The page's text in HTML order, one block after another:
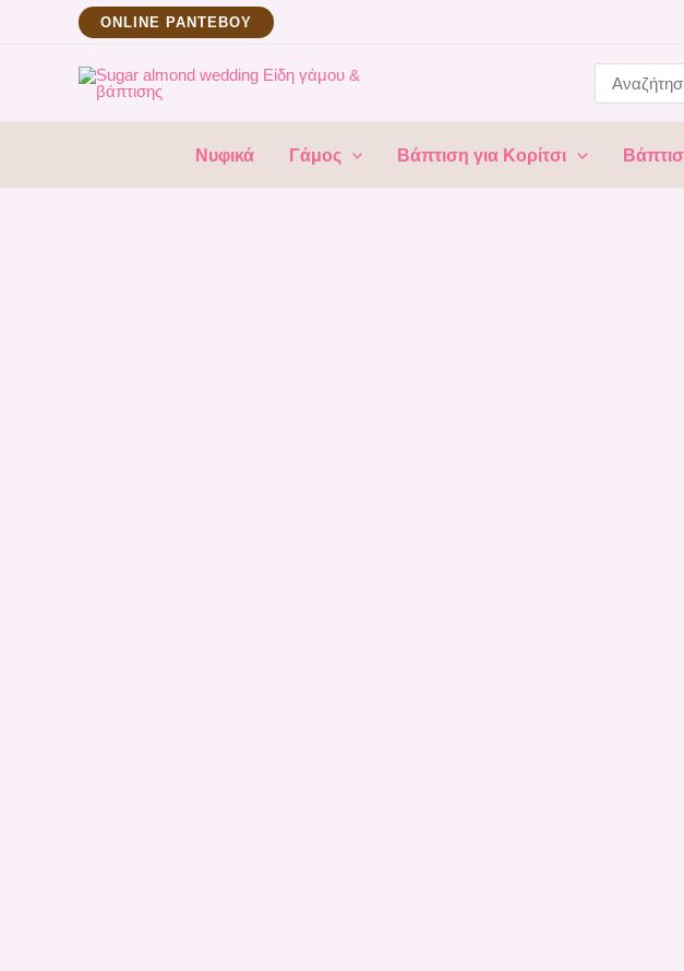
περιεχόμενο
ΟNLINE ΡΑΝΤΕΒΟΥ
for:
Νυφικά Γάμος Βάπτιση για Κορίτσι